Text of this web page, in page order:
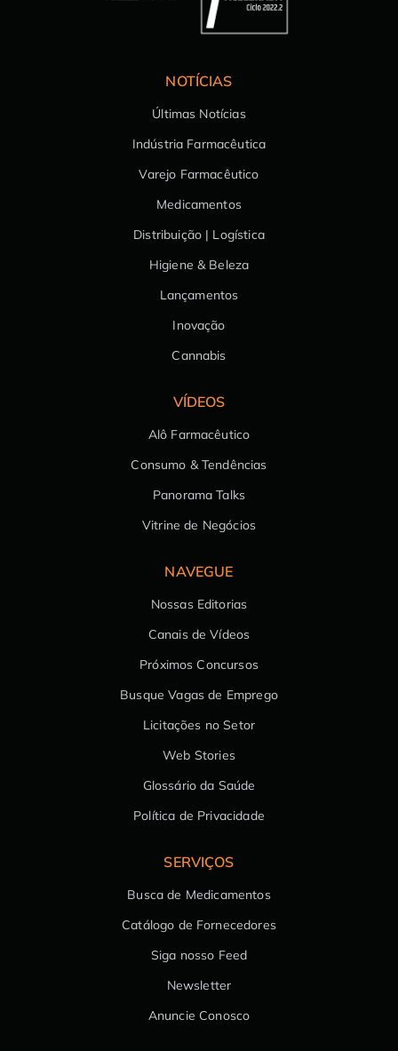
NOTÍCIAS
Últimas Notícias
Indústria Farmacêutica
Varejo Farmacêutico
Medicamentos
Distribuição | Logística
Higiene & Beleza
Lançamentos
Inovação
Cannabis
VÍDEOS
Alô Farmacêutico
Consumo & Tendências
Panorama Talks
Vitrine de Negócios
NAVEGUE
Nossas Editorias
Canais de Vídeos
Próximos Concursos
Busque Vagas de Emprego
Licitações no Setor
Web Stories
Glossário da Saúde
Política de Privacidade
SERVIÇOS
Busca de Medicamentos
Catálogo de Fornecedores
Siga nosso Feed
Newsletter
Anuncie Conosco